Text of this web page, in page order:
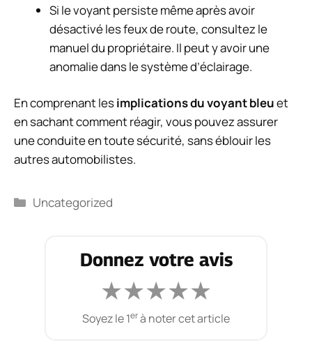
Si le voyant persiste même après avoir
désactivé les feux de route, consultez le
manuel du propriétaire. Il peut y avoir une
anomalie dans le système d’éclairage.
En comprenant lesimplications du voyant bleuet
en sachant comment réagir, vous pouvez assurer
une conduite en toute sécurité, sans éblouir les
autres automobilistes.
Catégories
Uncategorized
Donnez votre avis
★★★★★
Soyez le 1erà noter cet article